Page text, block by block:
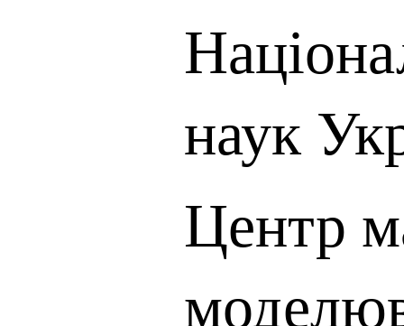
наук
Центр